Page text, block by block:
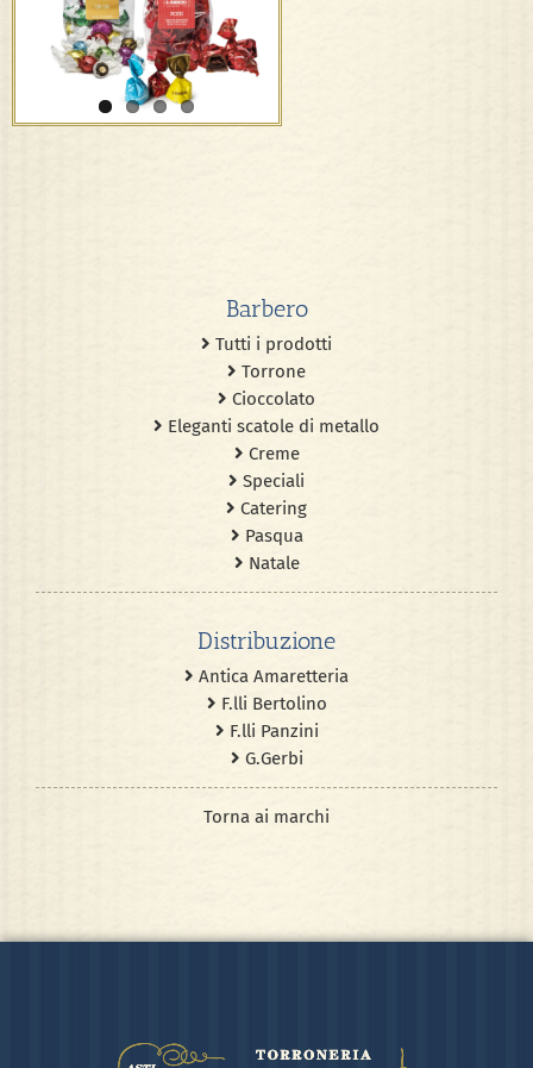
Barbero
Tutti i prodotti
Torrone
Cioccolato
Eleganti scatole di metallo
Creme
Speciali
Catering
Pasqua
Natale
Distribuzione
Antica Amaretteria
F.lli Bertolino
F.lli Panzini
G.Gerbi
Torna ai marchi